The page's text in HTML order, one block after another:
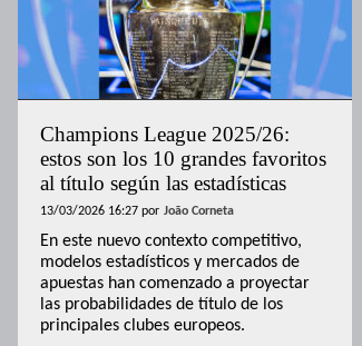
Champions League 2025/26:
estos son los 10 grandes favoritos
al título según las estadísticas
13/03/2026 16:27 por João Corneta
En este nuevo contexto competitivo,
modelos estadísticos y mercados de
apuestas han comenzado a proyectar
las probabilidades de título de los
principales clubes europeos.